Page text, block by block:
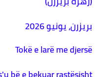
بريزرن، يونيو 2026
Tokë e larë me djersë